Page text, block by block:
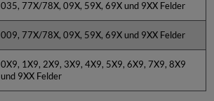
035, 77X/78X, 09X, 59X, 69X und 9XX Felder
009, 77X/78X, 09X, 59X, 69X und 9XX Felder
0X9, 1X9, 2X9, 3X9, 4X9, 5X9, 6X9, 7X9, 8X9
und 9XX Felder